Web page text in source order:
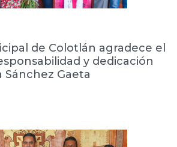
de Colotlán agradece el
y dedicación
Sánchez Gaeta